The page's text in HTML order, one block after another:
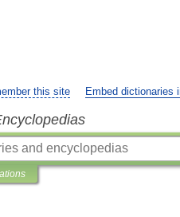
this site Embed dictionaries